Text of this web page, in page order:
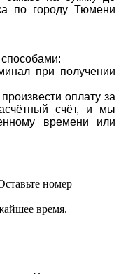
по городу Тюмени
при получении
оплату за
счёт, и мы
времени или
номер
время.